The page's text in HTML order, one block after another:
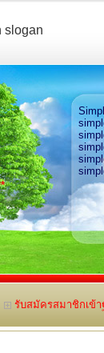
slogan
รับสมัครสมาชิกเข้